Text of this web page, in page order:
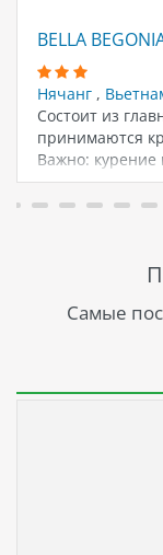
BELLA
Нячанг ,
Состоит из
принимаются
Важно:
Самые